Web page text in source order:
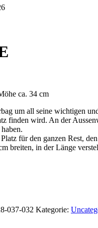
ca. 34 cm
um all seine wichtigen
finden wird. An der
für den ganzen Rest,
breiten, in der Länge
037-032 Kategorie: